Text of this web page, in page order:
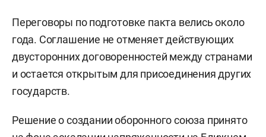
Переговоры по подготовке пакта велись около
года. Соглашение не отменяет действующих
двусторонних договоренностей между странами
и остается открытым для присоединения других
государств.
Решение о создании оборонного союза принято